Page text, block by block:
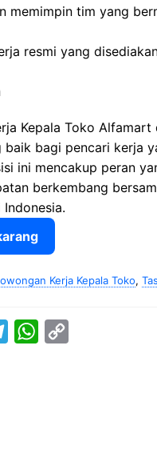
memimpin tim yang
resmi yang
Kepala Toko
baik bagi pencari kerja
ini mencakup peran
berkembang
Kerja Kepala Toko,
W